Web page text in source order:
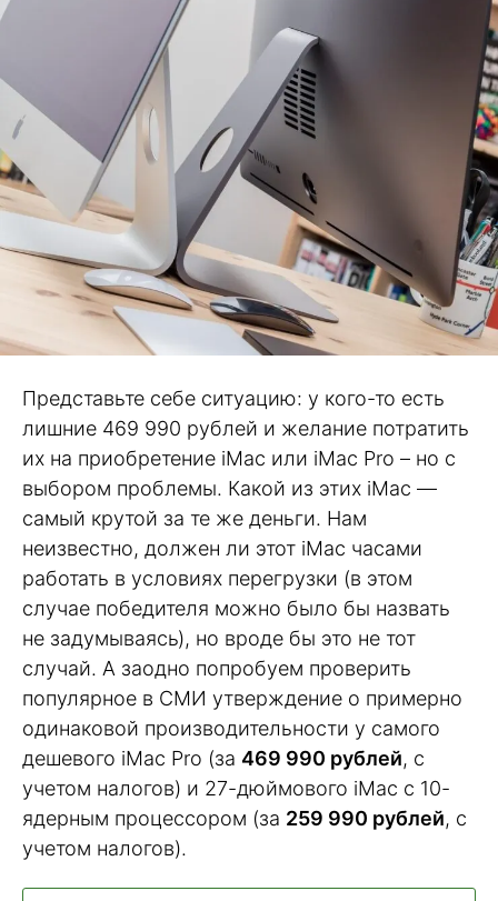
Представьте себе ситуацию: у кого-то есть
лишние 469 990 рублей и желание потратить
их на приобретение iMac или iMac Pro – но с
выбором проблемы. Какой из этих iMac —
самый крутой за те же деньги. Нам
неизвестно, должен ли этот iMac часами
работать в условиях перегрузки (в этом
случае победителя можно было бы назвать
не задумываясь), но вроде бы это не тот
случай. А заодно попробуем проверить
популярное в СМИ утверждение о примерно
одинаковой производительности у самого
дешевого iMac Pro (за 469 990 рублей, с
учетом налогов) и 27-дюймового iMac с 10-
ядерным процессором (за 259 990 рублей, с
учетом налогов).